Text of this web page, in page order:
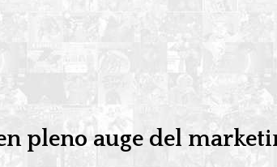
pleno auge del